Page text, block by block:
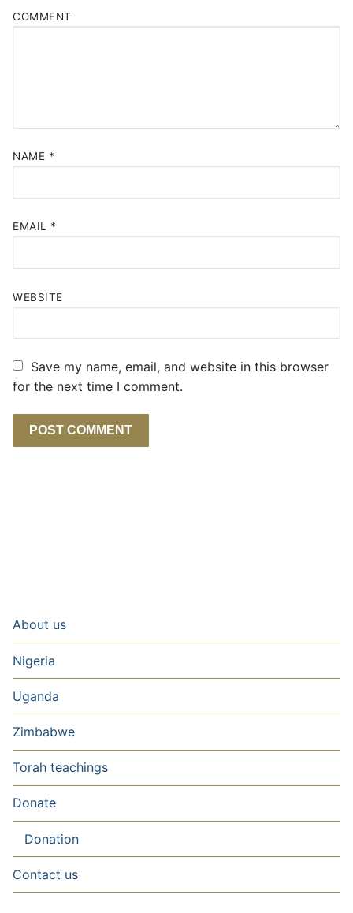
COMMENT
NAME *
EMAIL *
WEBSITE
Save my name, email, and website in this browser
for the next time I comment.
About us
Nigeria
Uganda
Zimbabwe
Torah teachings
Donate
Donation
Contact us